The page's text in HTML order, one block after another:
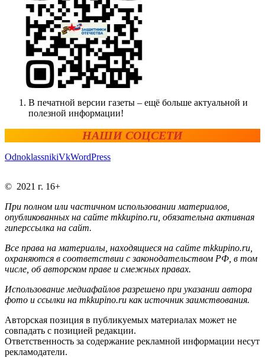
В печатной версии газеты – ещё больше актуальной и
полезной информации!
НАШИ СОЦСЕТИ
OdnoklassnikiVkWordPress
© 2021 г. 16+
При полном или частичном использовании материалов,
опубликованных на сайте mkkupino.ru, обязательна активная
гиперссылка на сайт.
Все права на материалы, находящиеся на сайте mkkupino.ru,
охраняются в соответствии с законодательством РФ, в том
числе, об авторском праве и смежных правах.
Использование медиафайлов разрешено при указании автора
фото и ссылки на mkkupino.ru как источник заимствования.
Авторская позиция в публикуемых материалах может не
совпадать с позицией редакции.
Ответственность за содержание рекламной информации несут
рекламодатели.